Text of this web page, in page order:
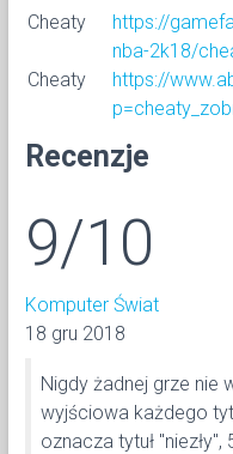
Cheaty
https://
nba-2k18/
Cheaty
https://
Recenzje
9/10
Komputer Świat
18 gru 2018
Nigdy żadnej grze nie
wyjściowa każdego
oznacza tytuł